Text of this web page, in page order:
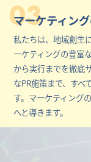
03
マーケティン
私たちは、地域創生
ーケティングの豊富
から実行までを徹底
なPR施策まで、すべ
す。マーケティング
へと導きます。